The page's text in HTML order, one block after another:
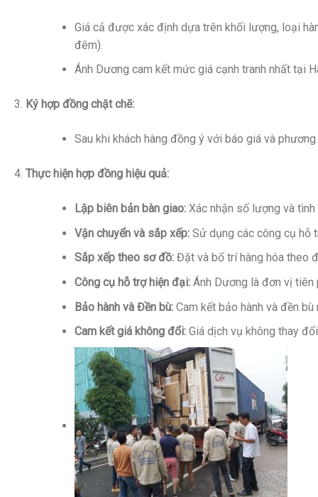
Giá cả được xác định dựa trên khối lượng, loại
đêm).
Ánh Dương cam kết mức giá cạnh tranh nhất tại
Ký hợp đồng chặt chẽ:
Sau khi khách hàng đồng ý với báo giá và
Thực hiện hợp đồng hiệu quả:
Lập biên bản bàn giao:Xác nhận số lượng và tình
Vận chuyển và sắp xếp:Sử dụng các công cụ hỗ
Sắp xếp theo sơ đồ:Đặt và bố trí hàng hóa theo
Công cụ hỗ trợ hiện đại:Ánh Dương là đơn vị tiên
Bảo hành và Đền bù:Cam kết bảo hành và đền bù
Cam kết giá không đổi:Giá dịch vụ không thay